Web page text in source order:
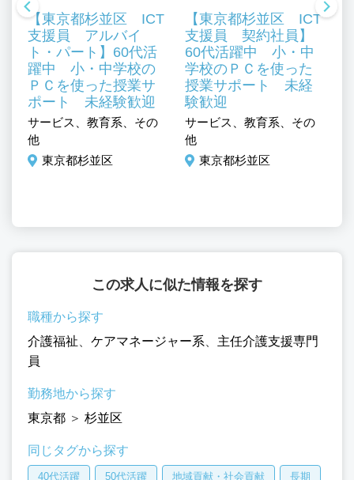
【東京都杉並区 ICT
支援員 アルバイ
ト・パート】60代活
躍中 小・中学校の
ＰＣを使った授業サ
ポート 未経験歓迎
サービス、教育系、その
他
東京都杉並区
【東京都杉並区 ICT
支援員 契約社員】
60代活躍中 小・中
学校のＰＣを使った
授業サポート 未経
験歓迎
サービス、教育系、その
他
東京都杉並区
この求人に似た情報を探す
職種から探す
介護福祉
ケアマネージャー系
主任介護支援専門
員
勤務地から探す
東京都 ＞ 杉並区
同じタグから探す
40代活躍 50代活躍 地域貢献・社会貢献 長期